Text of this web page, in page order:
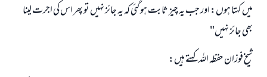
ميں كہتا ہوں: اور جب يہ چيز ثابت ہو گئى كہ يہ جائز نہيں تو پھر اس كى اجرت لينا
بھى جائز نہيں"
شيخ فوزان حفظہ اللہ كہتے ہيں: